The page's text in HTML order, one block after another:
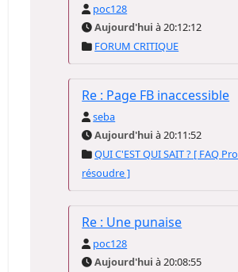
poc128
Aujourd'hui à 20:12:12
FORUM CRITIQUE
Re : Page FB inaccessible
seba
Aujourd'hui à 20:11:52
QUI C'EST QUI SAIT ? [ FAQ
résoudre ]
Re : Une punaise
poc128
Aujourd'hui à 20:08:55